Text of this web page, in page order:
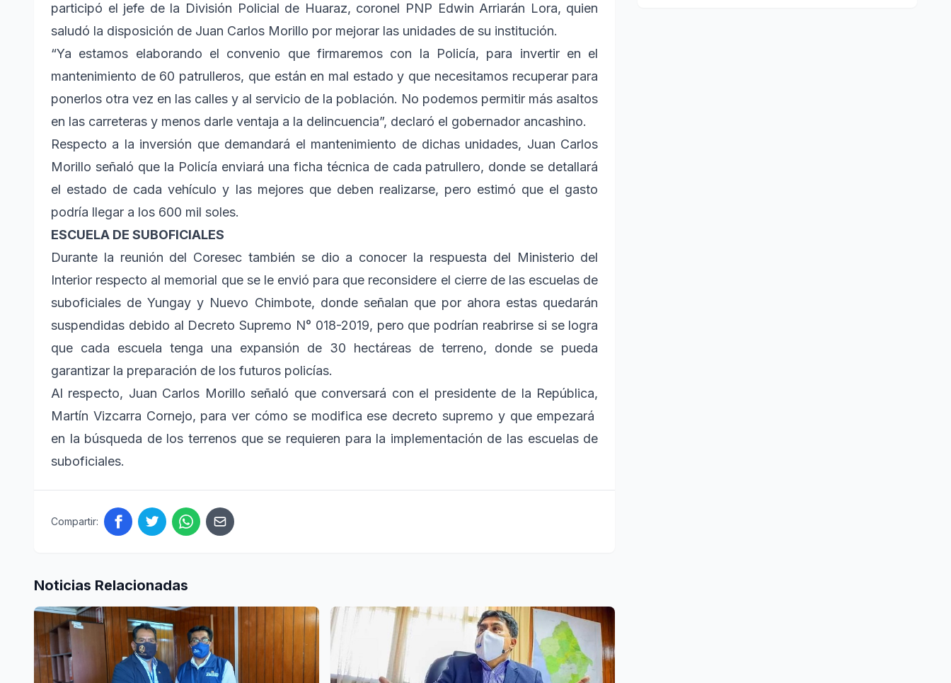
participó el jefe de la División Policial de Huaraz, coronel PNP Edwin Arriarán Lora, quien
saludó la disposición de Juan Carlos Morillo por mejorar las unidades de su institución.
“Ya estamos elaborando el convenio que firmaremos con la Policía, para invertir en el
mantenimiento de 60 patrulleros, que están en mal estado y que necesitamos recuperar para
ponerlos otra vez en las calles y al servicio de la población. No podemos permitir más asaltos
en las carreteras y menos darle ventaja a la delincuencia”, declaró el gobernador ancashino.
Respecto a la inversión que demandará el mantenimiento de dichas unidades, Juan Carlos
Morillo señaló que la Policía enviará una ficha técnica de cada patrullero, donde se detallará
el estado de cada vehículo y las mejores que deben realizarse, pero estimó que el gasto
podría llegar a los 600 mil soles.
ESCUELA DE SUBOFICIALES
Durante la reunión del Coresec también se dio a conocer la respuesta del Ministerio del
Interior respecto al memorial que se le envió para que reconsidere el cierre de las escuelas de
suboficiales de Yungay y Nuevo Chimbote, donde señalan que por ahora estas quedarán
suspendidas debido al Decreto Supremo N° 018-2019, pero que podrían reabrirse si se logra
que cada escuela tenga una expansión de 30 hectáreas de terreno, donde se pueda
garantizar la preparación de los futuros policías.
Al respecto, Juan Carlos Morillo señaló que conversará con el presidente de la República,
Martín Vizcarra Cornejo, para ver cómo se modifica ese decreto supremo y que empezará
en la búsqueda de los terrenos que se requieren para la implementación de las escuelas de
suboficiales.
Compartir:
Noticias Relacionadas